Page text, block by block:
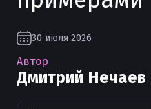
30 июля 2026
Автор
Дмитрий Нечаев